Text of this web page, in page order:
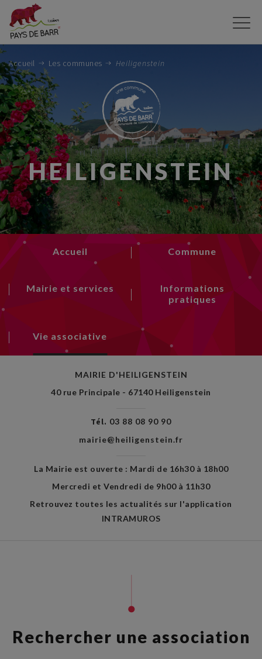
Accueil Les communes Heiligenstein
HEILIGENSTEIN
Accueil Commune
Mairie et services
Informations
pratiques
Vie associative
MAIRIE D'HEILIGENSTEIN
40 rue Principale - 67140 Heiligenstein
Tél. 03 88 08 90 90
mairie@heiligenstein.fr
La Mairie est ouverte : Mardi de 16h30 à 18h00
Mercredi et Vendredi de 9h00 à 11h30
Retrouvez toutes les actualités sur l'application
INTRAMUROS
Rechercher une association